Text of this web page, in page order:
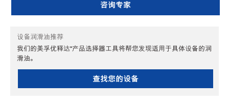
咨询专家
设备润滑油推荐
我们的美孚优释达℠产品选择器工具将帮您发现适用于具体设备的润
滑油。
查找您的设备